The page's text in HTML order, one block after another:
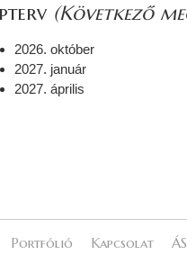
(Következő
2026. október
2027. január
2027. április
Portfólió Kapcsolat